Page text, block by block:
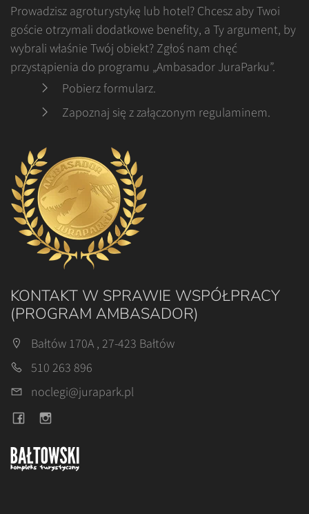
Prowadzisz agroturystykę lub hotel? Chcesz aby Twoi
goście otrzymali dodatkowe benefity, a Ty argument, by
wybrali właśnie Twój obiekt? Zgłoś nam chęć
przystąpienia do programu „Ambasador JuraParku”.
Pobierz formularz
Zapoznaj się z załączonym regulaminem
KONTAKT W SPRAWIE WSPÓŁPRACY
(PROGRAM AMBASADOR)
Bałtów 170A , 27-423 Bałtów
510 263 896
noclegi@jurapark.pl